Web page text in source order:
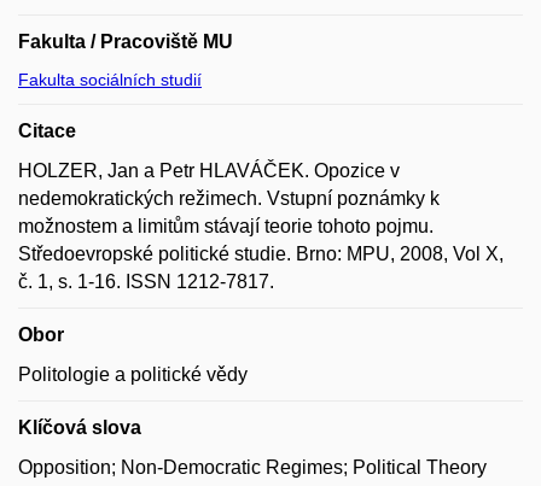
Fakulta / Pracoviště MU
Fakulta sociálních studií
Citace
HOLZER, Jan a Petr HLAVÁČEK. Opozice v
nedemokratických režimech. Vstupní poznámky k
možnostem a limitům stávají teorie tohoto pojmu.
Středoevropské politické studie. Brno: MPU, 2008, Vol X,
č. 1, s. 1-16. ISSN 1212-7817.
Obor
Politologie a politické vědy
Klíčová slova
Opposition; Non-Democratic Regimes; Political Theory